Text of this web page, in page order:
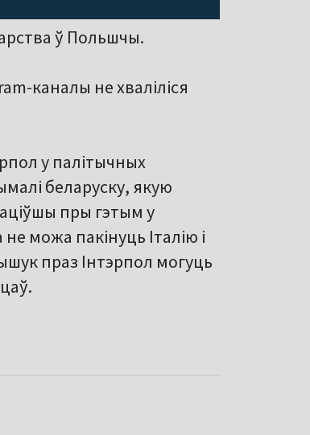
ў Польшчы.
каналы не хваліліся
у палітычных
беларуску, якую
пры гэтым у
можа пакінуць Італію і
праз Інтэрпол могуць